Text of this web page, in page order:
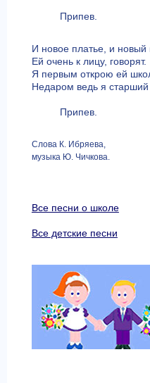
Припев.
И новое платье, и
Ей очень к лицу, говорят.
Я первым открою ей
Недаром ведь я старший
Припев.
Слова К. Ибряева,
музыка Ю. Чичкова.
Все песни о школе
Все детские песни